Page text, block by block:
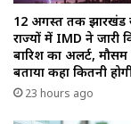
12 अगस्त तक
राज्यों में IMD ने जारी
बारिश का अलर्ट,
बताया कहा कितनी
23 hours ago